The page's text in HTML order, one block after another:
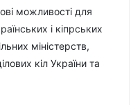
можливості для
і кіпрських
міністерств,
кіл України та